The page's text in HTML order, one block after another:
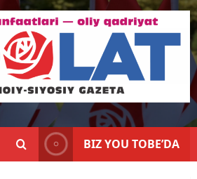
BIZ YOU TOBE’DA